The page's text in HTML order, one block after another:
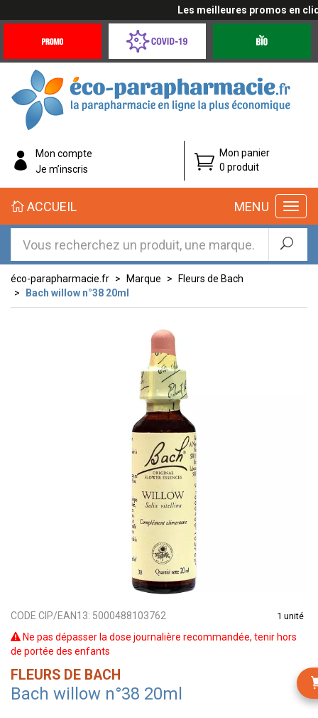
Les meilleures promos en
Offres
Coronavirus
éco-
parapharmacie.fr
éco-
parapharmacie.fr
Mon compte
Je m’inscris
Mon panier
0 produit
MENU
ACCUEIL
éco-parapharmacie.fr Marque
Fleurs de Bach
Bach willow n°38 20ml
CODE CIP/EAN13: 5000488103762 1 unité
Ne pas dépasser la dose journalière recommandée, tenir hors
de portée des enfants
FLEURS DE BACH
Bach willow n°38 20ml